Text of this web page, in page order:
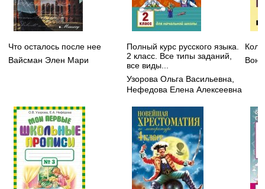
Что осталось после нее
Вайсман Элен Мари
Полный курс русского языка.
2 класс. Все типы заданий,
все виды...
Узорова Ольга Васильевна
Нефедова Елена Алексеевна